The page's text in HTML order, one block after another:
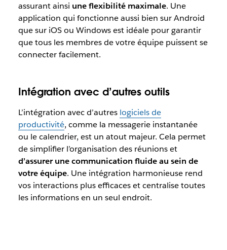
assurant ainsi une flexibilité maximale. Une
application qui fonctionne aussi bien sur Android
que sur iOS ou Windows est idéale pour garantir
que tous les membres de votre équipe puissent se
connecter facilement.
Intégration avec d’autres outils
L’intégration avec d’autres logiciels de
productivité, comme la messagerie instantanée
ou le calendrier, est un atout majeur. Cela permet
de simplifier l’organisation des réunions et
d’assurer une communication fluide au sein de
votre équipe. Une intégration harmonieuse rend
vos interactions plus efficaces et centralise toutes
les informations en un seul endroit.